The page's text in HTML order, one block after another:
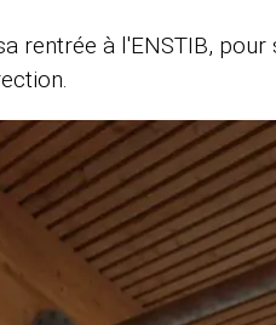
rentrée à l'ENSTIB,